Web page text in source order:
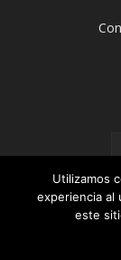
Utilizamos
experiencia al
este